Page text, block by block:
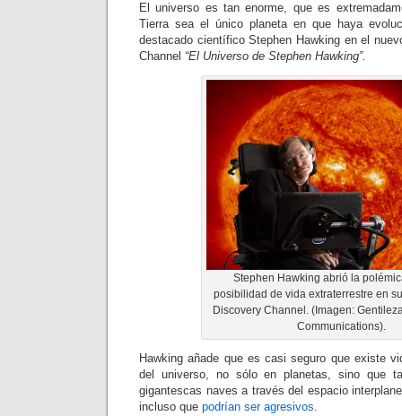
El universo es tan enorme, que es
Tierra sea el único planeta en que haya
destacado científico Stephen Hawking en el
Channel “El Universo de Stephen Hawking”.
Stephen Hawking abrió la
posibilidad de vida extraterrestre en
Discovery Channel. (Imagen:
Communications).
Hawking añade que es casi seguro que existe
del universo, no sólo en planetas, sino que
gigantescas naves a través del espacio
incluso que podrían ser agresivos.